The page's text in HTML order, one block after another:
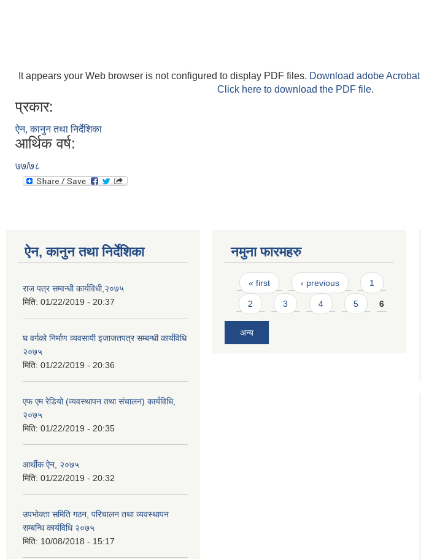
It appears your Web browser is not configured to display PDF files. Download adobe Acrobat
Click here to download the PDF file.
प्रकार:
ऐन, कानुन तथा निर्देशिका
आर्थिक वर्ष:
७७/७८
ऐन, कानुन तथा निर्देशिका
राज पत्र सम्वन्धी कार्यविधी,२०७५
मिति: 01/22/2019 - 20:37
घ वर्गको निर्माण व्यवसायी इजाजतपत्र सम्बन्धी कार्यविधि
२०७५
मिति: 01/22/2019 - 20:36
एफ एम रेडियो (व्यवस्थापन तथा संचालन) कार्यविधि,
२०७५
मिति: 01/22/2019 - 20:35
आर्थीक ऐन, २०७५
मिति: 01/22/2019 - 20:32
उपभोक्ता समिति गठन, परिचालन तथा व्यवस्थापन
सम्बन्धि कार्यविधि २०७५
मिति: 10/08/2018 - 15:17
नमुना फारमहरु
Pages
« first ‹ previous 1
2 3 4 5 6
अन्य